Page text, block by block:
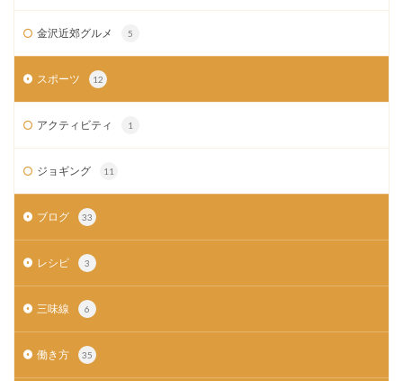
金沢近郊グルメ 5
スポーツ 12
アクティビティ 1
ジョギング 11
ブログ 33
レシピ 3
三味線 6
働き方 35